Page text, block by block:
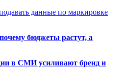
данные по маркировке
бюджеты растут, а
в СМИ усиливают бренд и